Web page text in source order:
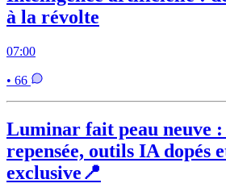
à la révolte
07:00
• 66
Luminar fait peau neuve
repensée, outils IA dopés
exclusive📍